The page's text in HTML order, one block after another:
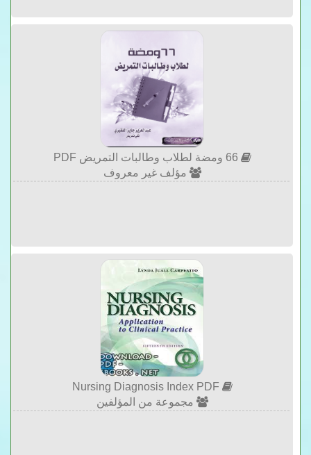
مؤلف غير معروف
مجموعة من المؤلفين